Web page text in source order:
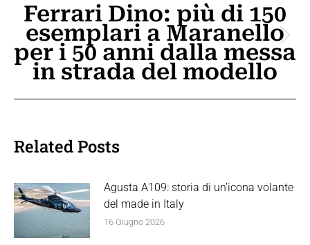
Prossimo
post:
Ferrari Dino: più di 150
esemplari a Maranello
per i 50 anni dalla messa
in strada del modello
Related Posts
Agusta A109: storia di un’icona volante
del made in Italy
16 Giugno 2026